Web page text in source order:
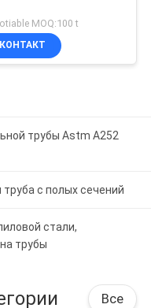
MOQ:100 t
КОНТАКТ
трубы Astm A252
с полых сечений
стали,
трубы
Все